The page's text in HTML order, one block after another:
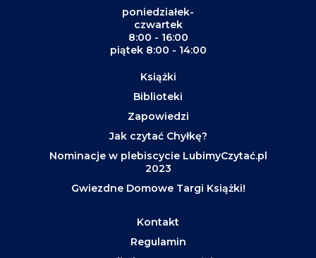
poniedziałek-
czwartek
8:00 - 16:00
piątek 8:00 - 14:00
Książki
Biblioteki
Zapowiedzi
Jak czytać Chyłkę?
Nominacje w plebiscycie LubimyCzytać.pl
2023
Gwiezdne Domowe Targi Książki!
Kontakt
Regulamin